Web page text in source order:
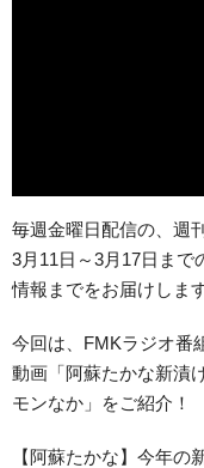
毎週金曜日配信の、週
3月11日～3月17日まで
情報までをお届けしま
今回は、FMKラジオ番
動画「阿蘇たかな新漬
モンなか」をご紹介！
【阿蘇たかな】今年の